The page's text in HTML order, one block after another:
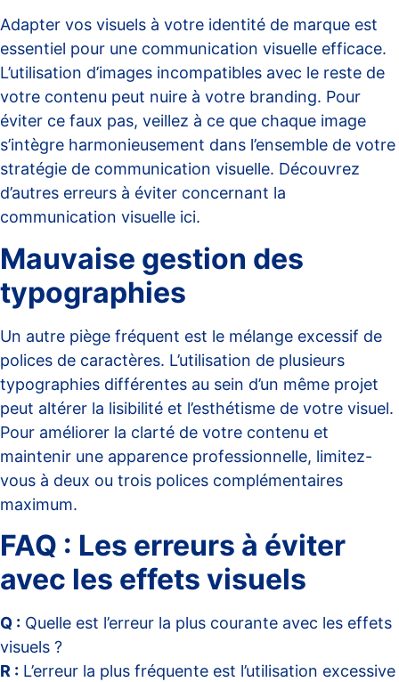
Adapter vos visuels à votre identité de marque est
essentiel pour une communication visuelle efficace.
L’utilisation d’images incompatibles avec le reste de
votre contenu peut nuire à votre branding. Pour
éviter ce faux pas, veillez à ce que chaque image
s’intègre harmonieusement dans l’ensemble de votre
stratégie de communication visuelle. Découvrez
d’autres erreurs à éviter concernant la
communication visuelle ici.
Mauvaise gestion des
typographies
Un autre piège fréquent est le mélange excessif de
polices de caractères. L’utilisation de plusieurs
typographies différentes au sein d’un même projet
peut altérer la lisibilité et l’esthétisme de votre visuel.
Pour améliorer la clarté de votre contenu et
maintenir une apparence professionnelle, limitez-
vous à deux ou trois polices complémentaires
maximum.
FAQ : Les erreurs à éviter
avec les effets visuels
Q : Quelle est l’erreur la plus courante avec les effets
visuels ?
R : L’erreur la plus fréquente est l’utilisation excessive